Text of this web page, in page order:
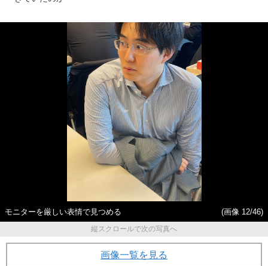
モニターを厳しい表情で見つめる
(画像 12/46)
縦スクロールで次の写真へ
画像一覧を見る